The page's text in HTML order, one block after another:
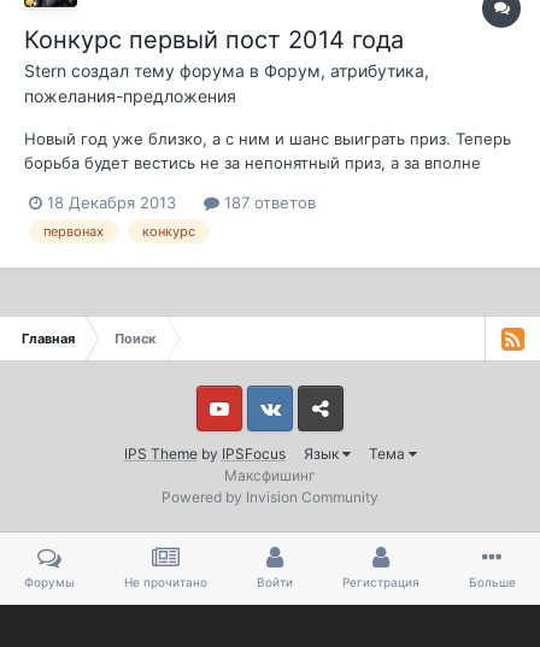
Конкурс первый пост 2014 года
Stern создал тему форума в Форум, атрибутика,
пожелания-предложения
Новый год уже близко, а с ним и шанс выиграть приз. Теперь
борьба будет вестись не за непонятный приз, а за вполне
кто в ЭТОЙ теме оставит первый пост в 2014 году по
калининградскому времени форума в 00:00. То есть, кто
18 Декабря 2013 187 ответов
первонах конкурс
Главная Поиск
IPS Themeby IPSFocus Язык Тема
Youtube VkontakteYandex
Максфишинг
Powered by Invision Community
Форумы Не прочитано Войти Регистрация Больше